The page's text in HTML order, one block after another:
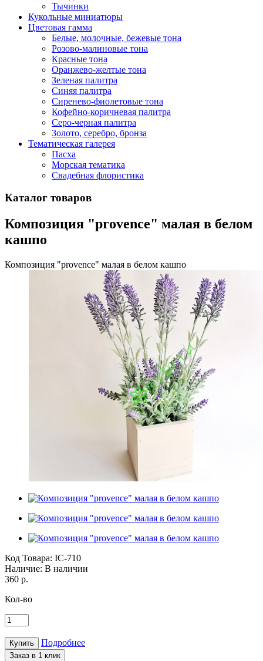
Тычинки
Кукольные миниатюры
Цветовая гамма
Белые, молочные, бежевые тона
Розово-малиновые тона
Красные тона
Оранжево-желтые тона
Зеленая палитра
Синяя палитра
Сиренево-фиолетовые тона
Кофейно-коричневая палитра
Серо-черная палитра
Золото, серебро, бронза
Тематическая галерея
Пасха
Морская тематика
Свадебная флористика
Каталог товаров
Композиция "provence" малая в белом
кашпо
Композиция "provence" малая в белом кашпо
Код Товара: IC-710
Наличие: В наличии
360 р.
Кол-во
Подробнее
Заказ в 1 клик